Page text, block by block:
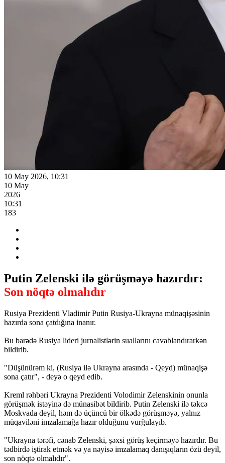
10 May 2026, 10:31
10 May
2026
10:31
183
Putin Zelenski ilə görüşməyə hazırdır:
Son nöqtə olmalıdır
Rusiya Prezidenti Vladimir Putin Rusiya-Ukrayna münaqişəsinin
hazırda sona çatdığına inanır.
Bu barədə Rusiya lideri jurnalistlərin suallarını cavablandırarkən
bildirib.
"Düşünürəm ki, (Rusiya ilə Ukrayna arasında - Qeyd) münaqişə
sona çatır", - deyə o qeyd edib.
Kreml rəhbəri Ukrayna Prezidenti Volodimir Zelenskinin onunla
görüşmək istəyinə də münasibət bildirib. Putin Zelenski ilə təkcə
Moskvada deyil, həm də üçüncü bir ölkədə görüşməyə, yalnız
müqaviləni imzalamağa hazır olduğunu vurğulayıb.
"Ukrayna tərəfi, cənab Zelenski, şəxsi görüş keçirməyə hazırdır. Bu
tədbirdə iştirak etmək və ya nəyisə imzalamaq danışıqların özü deyil,
son nöqtə olmalıdır".